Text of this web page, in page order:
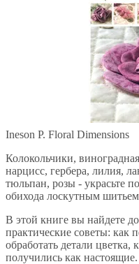
Ineson P. Floral Dimensions
Колокольчики,
нарцисс, гербера, лилия,
тюльпан, розы - украсьте
обихода лоскутным
В этой книге вы найдете
практические советы: как
обработать детали цветка,
получились как настоящие.